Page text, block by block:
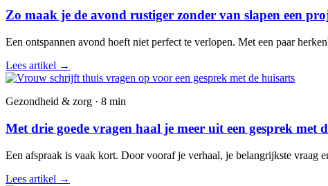
Zo maak je de avond rustiger zonder van slapen een
Een ontspannen avond hoeft niet perfect te verlopen. Met een paar
Lees artikel →
Gezondheid & zorg · 8 min
Met drie goede vragen haal je meer uit een gesprek met
Een afspraak is vaak kort. Door vooraf je verhaal, je belangrijkste vraag
Lees artikel →